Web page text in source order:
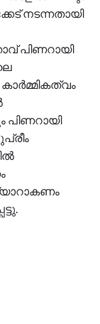
നടന്നതായി
പിണറായി
പിണറായി